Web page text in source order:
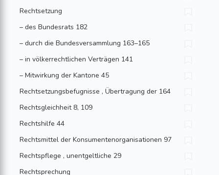
Rechtsetzung
– des Bundesrats 182
– durch die Bundesversammlung 163–165
– in völkerrechtlichen Verträgen 141
– Mitwirkung der Kantone 45
Rechtsetzungsbefugnisse , Übertragung der 164
Rechtsgleichheit 8, 109
Rechtshilfe 44
Rechtsmittel der Konsumenten­organisationen 97
Rechtspflege , unentgeltliche 29
Rechtsprechung